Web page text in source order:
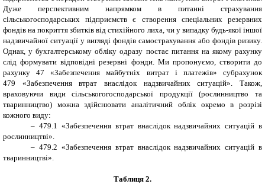
Дуже перспективним напрямком в питанні страхування
сільськогосподарських підприємств є створення спеціальних резервних
фондів на покриття збитків від стихійного лиха, чи у випадку будь-якої іншої
надзвичайної ситуації у вигляді фондів самострахування або фондів ризику.
Однак, у бухгалтерському обліку одразу постає питання на якому рахунку
слід формувати відповідні резервні фонди. Ми пропонуємо, створити до
рахунку 47 «Забезпечення майбутніх витрат і платежів» субрахунок
479 «Забезпечення втрат внаслідок надзвичайних ситуацій». Також,
враховуючи
види сільськогогосподарської продукції (рослинництво та
тваринництво) можна здійснювати аналітичний облік окремо в розрізі
кожного виду:
– 479.1 «Забезпечення втрат внаслідок надзвичайних ситуацій в
рослинництві».
– 479.2 «Забезпечення втрат внаслідок надзвичайних ситуацій в
тваринництві».
Таблиця 2.